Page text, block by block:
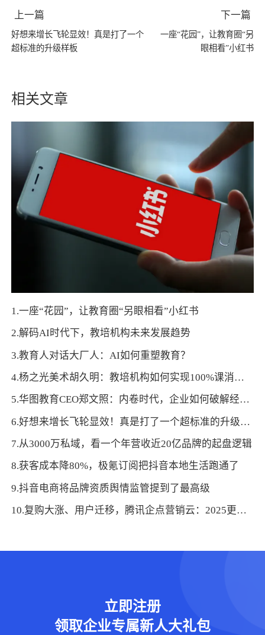
上一篇
好想来增长飞轮显效！真是打了一个
超标准的升级样板
下一篇
一座“花园”，让教育圈“另
眼相看”小红书
相关文章
1.一座“花园”，让教育圈“另眼相看”小红书
2.解码AI时代下，教培机构未来发展趋势
3.教育人对话大厂人：AI如何重塑教育？
4.杨之光美术胡久明：教培机构如何实现100%课消，让利润倍增
5.华图教育CEO郑文照：内卷时代，企业如何破解经营痛点、用AI探寻新增长
6.好想来增长飞轮显效！真是打了一个超标准的升级样板
7.从3000万私域，看一个年营收近20亿品牌的起盘逻辑
8.获客成本降80%，极氪订阅把抖音本地生活跑通了
9.抖音电商将品牌资质舆情监管提到了最高级
10.复购大涨、用户迁移，腾讯企点营销云：2025更需要看全域
立即注册
领取企业专属新人大礼包